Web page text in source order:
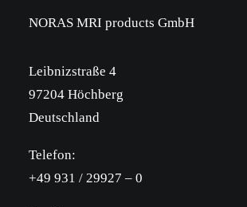
NORAS MRI products GmbH
Leibnizstraße 4
97204 Höchberg
Deutschland
Telefon:
+49 931 / 29927 – 0